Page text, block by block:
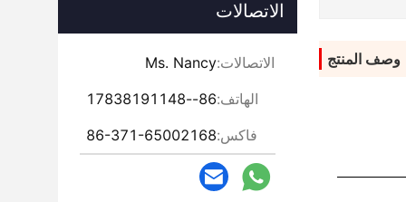
وصف المنتج
الاتصالات
الاتصالات:Ms. Nancy
الهاتف:86--17838191148
فاكس:86-371-65002168